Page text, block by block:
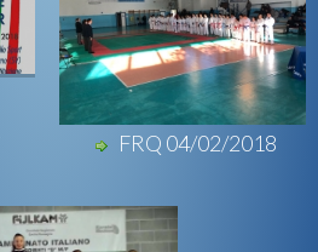
FRQ 04/02/2018